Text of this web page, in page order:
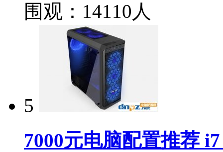
围观：14110人
5
7000元电脑配置推荐